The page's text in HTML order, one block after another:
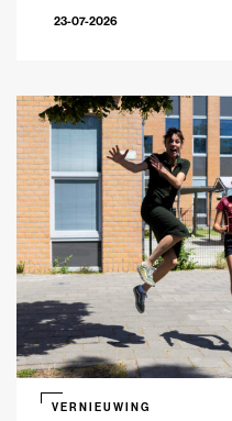
23-07-2026
VERNIEUWING